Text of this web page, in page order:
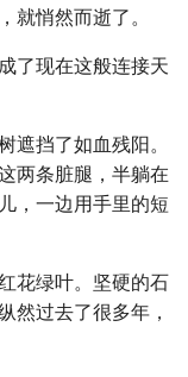
就悄然而逝了。
了现在这般连接天
遮挡了如血残阳。
两条脏腿，半躺在
，一边用手里的短
花绿叶。坚硬的石
然过去了很多年，